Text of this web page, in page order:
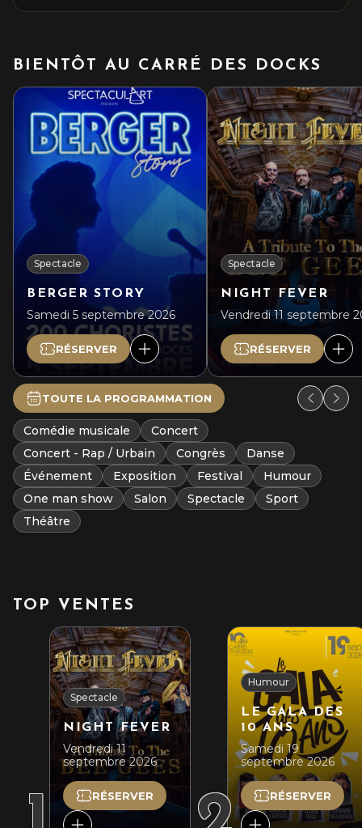
BIENTÔT AU CARRÉ DES DOCKS
Spectacle
BERGER STORY
Samedi 5 septembre 2026
RÉSERVER
Spectacle
NIGHT FEVER
Vendredi 11 septembre
RÉSERVER
TOUTE LA PROGRAMMATION
Comédie musicale
Concert
Concert - Rap / Urbain
Congrès
Danse
Événement
Exposition Festival
Humour
One man show
Salon Spectacle
Sport
Théâtre
TOP VENTES
Spectacle
NIGHT FEVER
Vendredi 11
septembre 2026
RÉSERVER
Humour
LE GALA DES
10 ANS
Samedi 19
septembre 2026
RÉSERVER